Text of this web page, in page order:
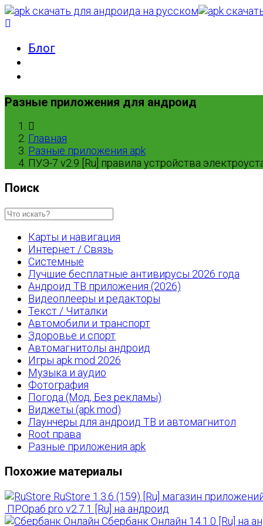
Блог
Разные приложения для андроид
Главная
Разные приложения apk
ПУЭ-7 v2.9 [Ru] правила устройства
Поиск
Карты и навигация
Интернет / Связь
Системные
Лучшие бесплатные антивирусы 2026 года
Андроид ТВ приложения (2026)
Видеоплееры и редакторы
Текст / Читалки
Автомобили и транспорт
Здоровье и спорт
Автомагнитолы андроид
Игры apk mod 2026
Музыка и аудио
Фотография
Погода (Мод, Без рекламы)
Виджеты (apk mod)
Лаунчеры для андроид ТВ и автомагнитол
Root права
Разные приложения apk
Похожие материалы
RuStore 1.3.6 (159) [Ru] магазин
ПРОраб pro v2.7.1 [Ru] на андроид
Сбербанк Онлайн 14.1.0 [Ru] на